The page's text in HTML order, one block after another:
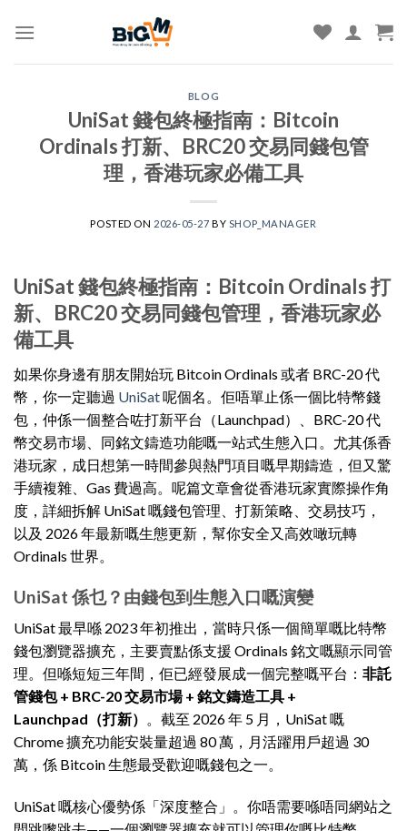
BLOG
UniSat 錢包終極指南：Bitcoin
Ordinals 打新、BRC20 交易同錢包管
理，香港玩家必備工具
POSTED ON 2026-05-27 BY SHOP_MANAGER
UniSat 錢包終極指南：Bitcoin Ordinals 打
新、BRC20 交易同錢包管理，香港玩家必
備工具
如果你身邊有朋友開始玩 Bitcoin Ordinals 或者 BRC-20 代
幣，你一定聽過 UniSat呢個名。佢唔單止係一個比特幣錢
包，仲係一個整合咗打新平台（Launchpad）、BRC-20 代
幣交易市場、同銘文鑄造功能嘅一站式生態入口。尤其係香
港玩家，成日想第一時間參與熱門項目嘅早期鑄造，但又驚
手續複雜、Gas 費過高。呢篇文章會從香港玩家實際操作角
度，詳細拆解 UniSat 嘅錢包管理、打新策略、交易技巧，
以及 2026 年最新嘅生態更新，幫你安全又高效噉玩轉
Ordinals 世界。
UniSat 係乜？由錢包到生態入口嘅演變
UniSat 最早喺 2023 年初推出，當時只係一個簡單嘅比特幣
錢包瀏覽器擴充，主要賣點係支援 Ordinals 銘文嘅顯示同管
理。但喺短短三年間，佢已經發展成一個完整嘅平台： 非託
管錢包 + BRC-20 交易市場 + 銘文鑄造工具 +
Launchpad（打新） 。截至 2026 年 5 月，UniSat 嘅
Chrome 擴充功能安裝量超過 80 萬，月活躍用戶超過 30
萬，係 Bitcoin 生態最受歡迎嘅錢包之一。
UniSat 嘅核心優勢係「深度整合」。你唔需要喺唔同網站之